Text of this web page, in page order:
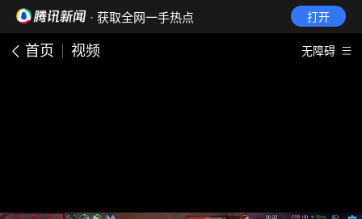
· 获取全网一手热点 打开
首页 视频 无障碍